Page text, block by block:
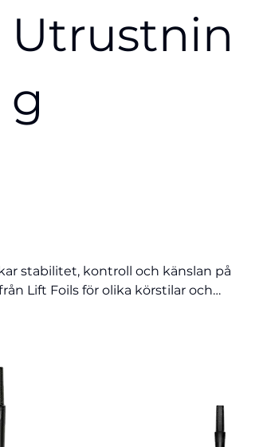
Utrustnin
g
stabilitet, kontroll och känslan på
Lift Foils för olika körstilar och
och en mer lekfull känsla.
utifrån dina mål,